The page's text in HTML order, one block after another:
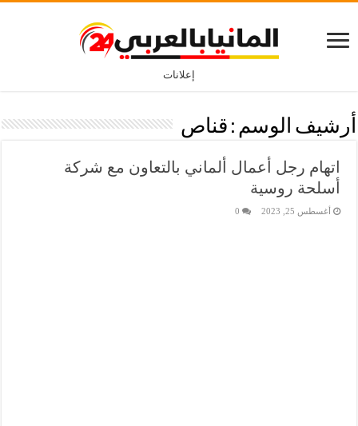
إعلانات
أرشيف الوسم : قناص
اتهام رجل أعمال ألماني بالتعاون مع شركة
أسلحة روسية
أغسطس 25, 2023 0